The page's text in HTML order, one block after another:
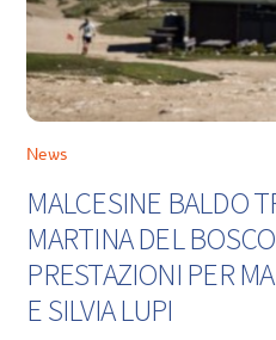
News
MALCESINE BALDO
MARTINA DEL
PRESTAZIONI PER
E SILVIA LUPI